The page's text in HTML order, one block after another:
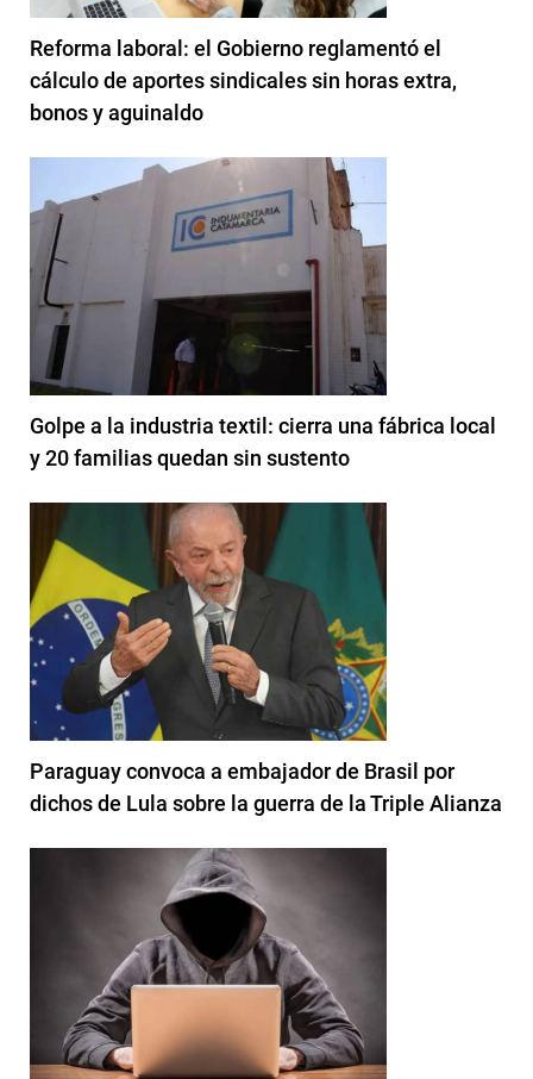
Reforma laboral: el Gobierno reglamentó el
cálculo de aportes sindicales sin horas extra,
bonos y aguinaldo
Golpe a la industria textil: cierra una fábrica local
y 20 familias quedan sin sustento
Paraguay convoca a embajador de Brasil por
dichos de Lula sobre la guerra de la Triple Alianza